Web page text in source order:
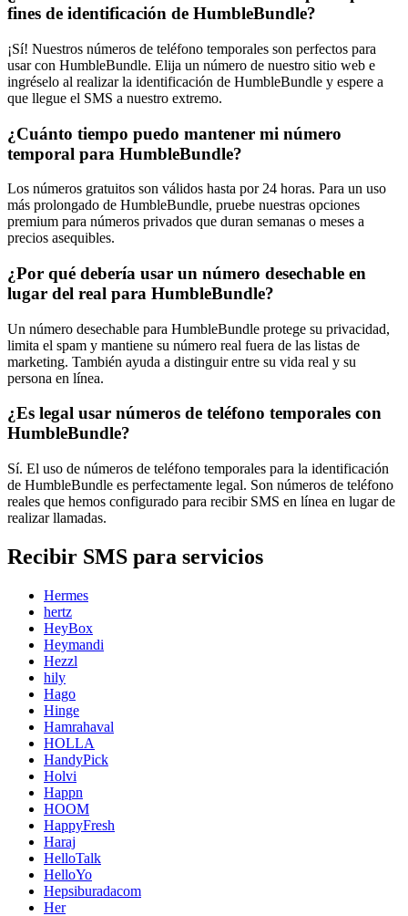
fines de identificación de HumbleBundle?
¡Sí! Nuestros números de teléfono temporales son perfectos para
usar con HumbleBundle. Elija un número de nuestro sitio web e
ingréselo al realizar la identificación de HumbleBundle y espere a
que llegue el SMS a nuestro extremo.
¿Cuánto tiempo puedo mantener mi número
temporal para HumbleBundle?
Los números gratuitos son válidos hasta por 24 horas. Para un uso
más prolongado de HumbleBundle, pruebe nuestras opciones
premium para números privados que duran semanas o meses a
precios asequibles.
¿Por qué debería usar un número desechable en
lugar del real para HumbleBundle?
Un número desechable para HumbleBundle protege su privacidad,
limita el spam y mantiene su número real fuera de las listas de
marketing. También ayuda a distinguir entre su vida real y su
persona en línea.
¿Es legal usar números de teléfono temporales con
HumbleBundle?
Sí. El uso de números de teléfono temporales para la identificación
de HumbleBundle es perfectamente legal. Son números de teléfono
reales que hemos configurado para recibir SMS en línea en lugar de
realizar llamadas.
Recibir SMS para servicios
Hermes
hertz
HeyBox
Heymandi
Hezzl
hily
Hago
Hinge
Hamrahaval
HOLLA
HandyPick
Holvi
Happn
HOOM
HappyFresh
Haraj
HelloTalk
HelloYo
Hepsiburadacom
Her